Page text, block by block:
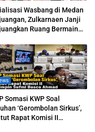
Wasbang di Medan
Zulkarnaen Janji
Ruang Bermain
Somasi KWP Soal
‘Gerombolan Sirkus’,
Rapat Komisi II